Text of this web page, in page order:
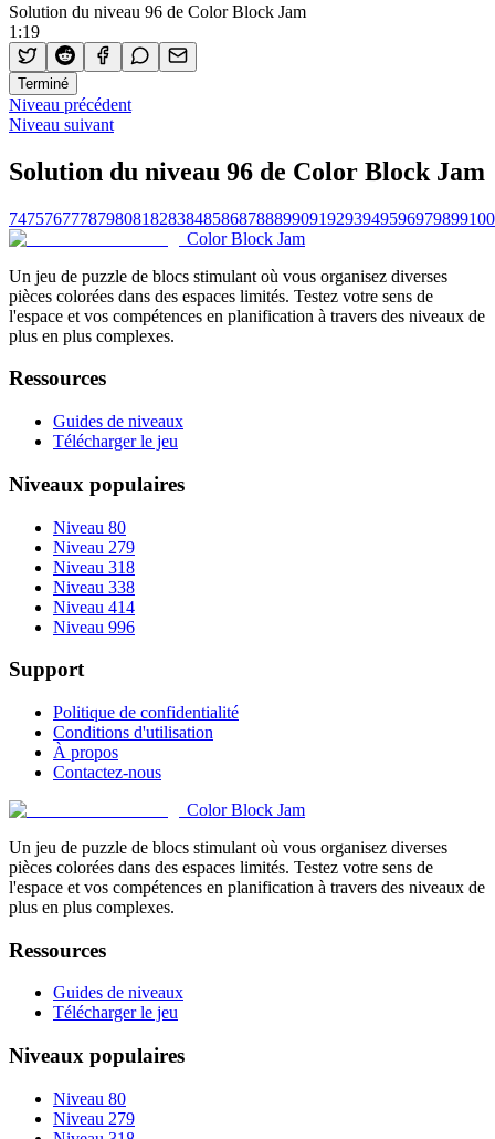
Solution du niveau 96 de Color Block Jam
1:19
Terminé
Niveau précédent
Niveau suivant
Solution du niveau 96 de Color Block Jam
7475767778798081828384858687888990919293949596979899100
Color Block Jam
Un jeu de puzzle de blocs stimulant où vous organisez diverses
pièces colorées dans des espaces limités. Testez votre sens de
l'espace et vos compétences en planification à travers des niveaux de
plus en plus complexes.
Ressources
Guides de niveaux
Télécharger le jeu
Niveaux populaires
Niveau 80
Niveau 279
Niveau 318
Niveau 338
Niveau 414
Niveau 996
Support
Politique de confidentialité
Conditions d'utilisation
À propos
Contactez-nous
Color Block Jam
Un jeu de puzzle de blocs stimulant où vous organisez diverses
pièces colorées dans des espaces limités. Testez votre sens de
l'espace et vos compétences en planification à travers des niveaux de
plus en plus complexes.
Ressources
Guides de niveaux
Télécharger le jeu
Niveaux populaires
Niveau 80
Niveau 279